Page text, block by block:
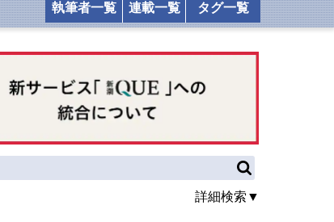
執筆者一覧 連載一覧 タグ一覧
詳細検索▼